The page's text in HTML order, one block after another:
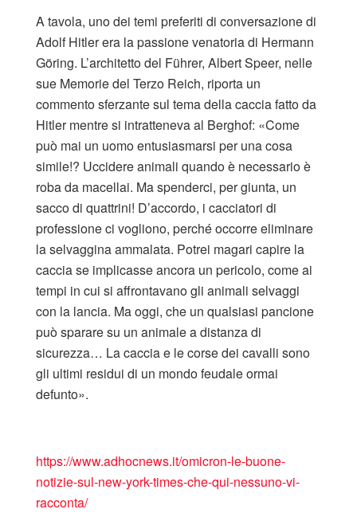
A tavola, uno dei temi preferiti di conversazione di
Adolf Hitler era la passione venatoria di Hermann
Göring. L’architetto del Führer, Albert Speer, nelle
sue Memorie del Terzo Reich, riporta un
commento sferzante sul tema della caccia fatto da
Hitler mentre si intratteneva al Berghof: «Come
può mai un uomo entusiasmarsi per una cosa
simile!? Uccidere animali quando è necessario è
roba da macellai. Ma spenderci, per giunta, un
sacco di quattrini! D’accordo, i cacciatori di
professione ci vogliono, perché occorre eliminare
la selvaggina ammalata. Potrei magari capire la
caccia se implicasse ancora un pericolo, come ai
tempi in cui si affrontavano gli animali selvaggi
con la lancia. Ma oggi, che un qualsiasi pancione
può sparare su un animale a distanza di
sicurezza… La caccia e le corse dei cavalli sono
gli ultimi residui di un mondo feudale ormai
defunto».
https://www.adhocnews.it/omicron-le-buone-
notizie-sul-new-york-times-che-qui-nessuno-vi-
racconta/